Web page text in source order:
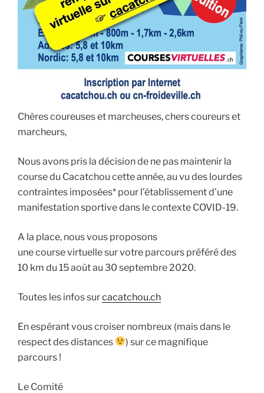
Chères coureuses et marcheuses, chers coureurs et
marcheurs,
Nous avons pris la décision de ne pas maintenir la
course du Cacatchou cette année, au vu des lourdes
contraintes imposées* pour l’établissement d’une
manifestation sportive dans le contexte COVID-19.
A la place, nous vous proposons
une course virtuelle sur votre parcours préféré des
10 km du 15 août au 30 septembre 2020.
Toutes les infos surcacatchou.ch
En espérant vous croiser nombreux (mais dans le
respect des distances
) sur ce magnifique
parcours !
Le Comité